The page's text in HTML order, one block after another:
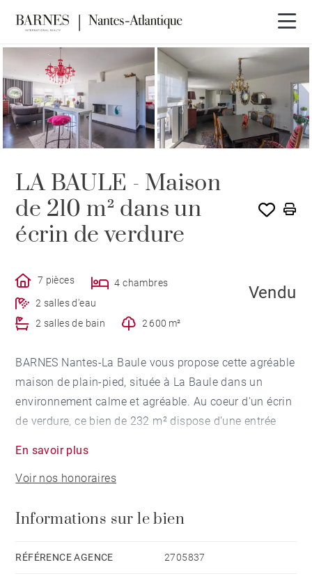
VENDU PAR BARNES
LA BAULE - Maison
de 210 m² dans un
écrin de verdure
7 pièces
4 chambres
2 salles d'eau
2 salles de bain
2 600 m²
Vendu
BARNES Nantes-La Baule vous propose cette agréable
maison de plain-pied, située à La Baule dans un
environnement calme et agréable. Au coeur d'un écrin
de verdure, ce bien de 232 m² dispose d'une entrée
cheminée qui s'ouvre sur le jardin aux essences
exotiques. Un salon multimédia, un bureau, une
dont une suite parentale avec dressing et salle de
les deux autres chambres avec salle de douche, un
En savoir plus
Voir nos honoraires
Informations sur le bien
RÉFÉRENCE AGENCE 2705837